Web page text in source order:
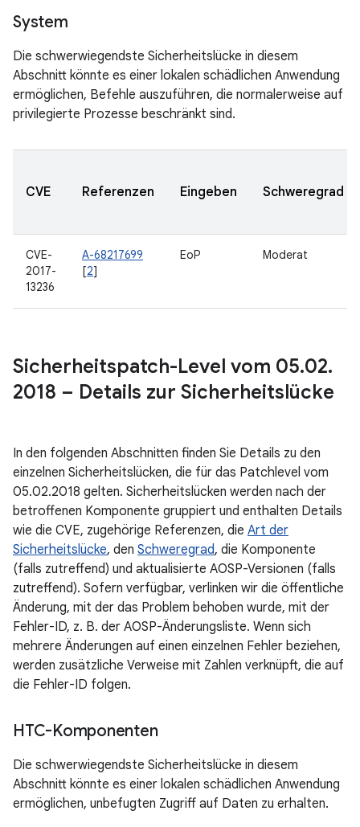
System
Die schwerwiegendste Sicherheitslücke in diesem
Abschnitt könnte es einer lokalen schädlichen Anwendung
ermöglichen, Befehle auszuführen, die normalerweise auf
privilegierte Prozesse beschränkt sind.
CVE Referenzen Eingeben Schweregrad
CVE-
2017-
13236
A-68217699
[2]
EoP Moderat
Sicherheitspatch-Level vom 05.02.
2018 – Details zur Sicherheitslücke
In den folgenden Abschnitten finden Sie Details zu den
einzelnen Sicherheitslücken, die für das Patchlevel vom
05.02.2018 gelten. Sicherheitslücken werden nach der
betroffenen Komponente gruppiert und enthalten Details
wie die CVE, zugehörige Referenzen, die Art der
Sicherheitslücke, den Schweregrad, die Komponente
(falls zutreffend) und aktualisierte AOSP-Versionen (falls
zutreffend). Sofern verfügbar, verlinken wir die öffentliche
Änderung, mit der das Problem behoben wurde, mit der
Fehler-ID, z. B. der AOSP-Änderungsliste. Wenn sich
mehrere Änderungen auf einen einzelnen Fehler beziehen,
werden zusätzliche Verweise mit Zahlen verknüpft, die auf
die Fehler-ID folgen.
HTC-Komponenten
Die schwerwiegendste Sicherheitslücke in diesem
Abschnitt könnte es einer lokalen schädlichen Anwendung
ermöglichen, unbefugten Zugriff auf Daten zu erhalten.